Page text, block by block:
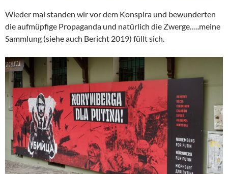
Wieder mal standen wir vor dem Konspira und bewunderten
die aufmüpfige Propaganda und natürlich die Zwerge…..meine
Sammlung (siehe auch Bericht 2019) füllt sich.